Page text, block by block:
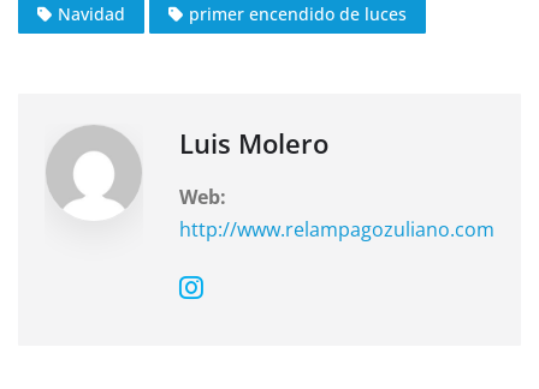
b
k
A a
Navidad
primer encendido de luces
Luis Molero
Web:
http://www.relampagozuliano.com